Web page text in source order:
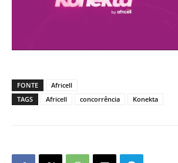
FONTE
Africell
TAGS
Africell concorrência Konekta